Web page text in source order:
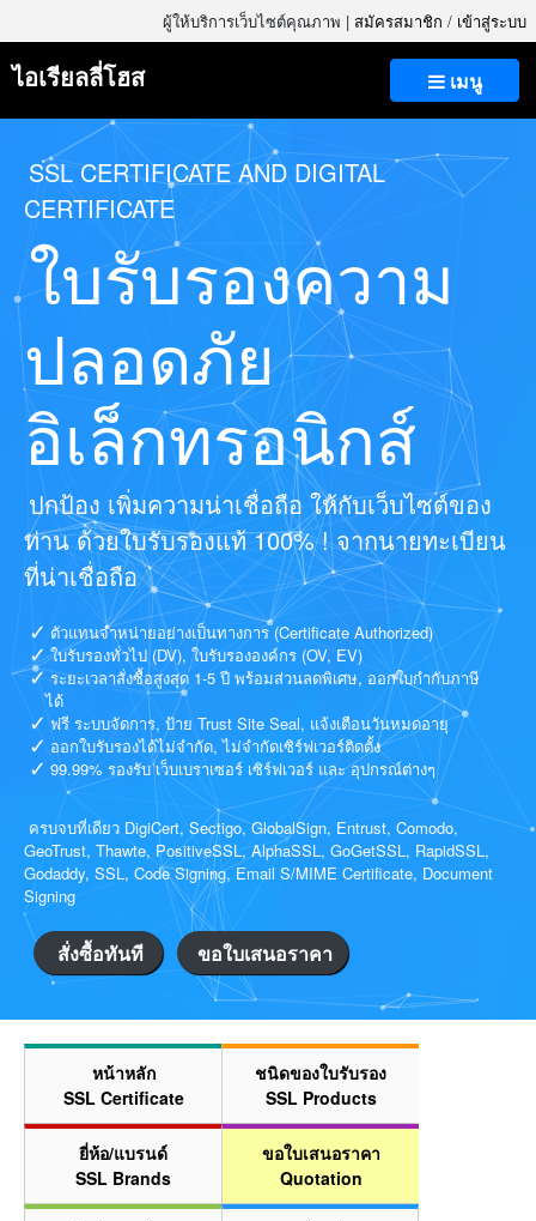
ผู้ให้บริการเว็บไซต์คุณภาพ | สมัครสมาชิก / เข้าสู่ระบบ
เมนู
ไอเรียลลี่โฮส
SSL CERTIFICATE AND DIGITAL
CERTIFICATE
ใบรับรองความ
ปลอดภัย
อิเล็กทรอนิกส์
ปกป้อง เพิ่มความน่าเชื่อถือ ให้กับเว็บไซต์ของ
ท่าน ด้วยใบรับรองแท้ 100% ! จากนายทะเบียน
ที่น่าเชื่อถือ
ตัวแทนจำหน่ายอย่างเป็นทางการ (Certificate Authorized)
ใบรับรองทั่วไป (DV), ใบรับรององค์กร (OV, EV)
ระยะเวลาสั่งซื้อสูงสุด 1-5 ปี พร้อมส่วนลดพิเศษ, ออกใบกำกับภาษี
ได้
ฟรี ระบบจัดการ, ป้าย Trust Site Seal, แจ้งเตือนวันหมดอายุ
ออกใบรับรองได้ไม่จำกัด, ไม่จำกัดเซิร์ฟเวอร์ติดตั้ง
99.99% รองรับ เว็บเบราเซอร์ เซิร์ฟเวอร์ และ อุปกรณ์ต่างๆ
ครบจบที่เดียว DigiCert, Sectigo, GlobalSign, Entrust, Comodo,
GeoTrust, Thawte, PositiveSSL, AlphaSSL, GoGetSSL, RapidSSL,
Godaddy, SSL, Code Signing, Email S/MIME Certificate, Document
Signing
สั่งซื้อทันที ขอใบเสนอราคา
หน้าหลัก
SSL Certificate
ชนิดของใบรับรอง
SSL Products
ยี่ห้อ/แบรนด์
SSL Brands
ขอใบเสนอราคา
Quotation